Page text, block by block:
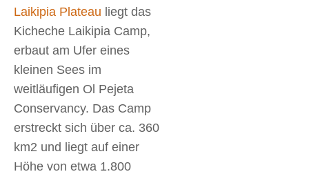
Laikipia Plateau liegt das
Kicheche Laikipia Camp,
erbaut am Ufer eines
kleinen Sees im
weitläufigen Ol Pejeta
Conservancy. Das Camp
erstreckt sich über ca. 360
km2 und liegt auf einer
Höhe von etwa 1.800